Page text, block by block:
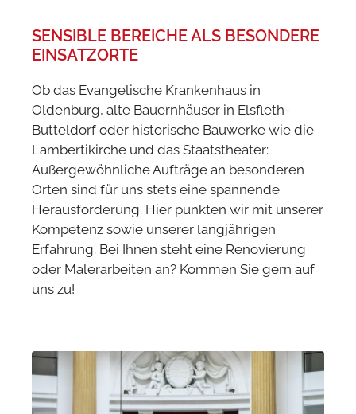
SENSIBLE BEREICHE ALS BESONDERE
EINSATZORTE
Ob das Evangelische Krankenhaus in
Oldenburg, alte Bauernhäuser in Elsfleth-
Butteldorf oder historische Bauwerke wie die
Lambertikirche und das Staatstheater:
Außergewöhnliche Aufträge an besonderen
Orten sind für uns stets eine spannende
Herausforderung. Hier punkten wir mit unserer
Kompetenz sowie unserer langjährigen
Erfahrung. Bei Ihnen steht eine Renovierung
oder Malerarbeiten an? Kommen Sie gern auf
uns zu!